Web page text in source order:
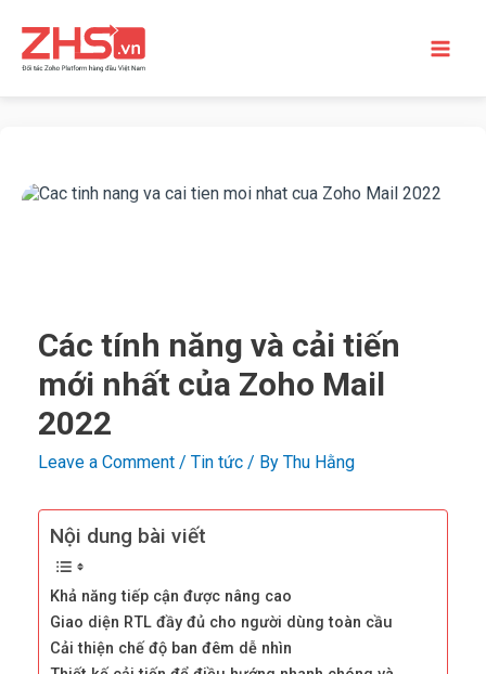
Các tính năng và cải tiến
mới nhất của Zoho Mail
2022
Leave a Comment / Tin tức / By Thu Hằng
Nội dung bài viết
Khả năng tiếp cận được nâng cao
Giao diện RTL đầy đủ cho người dùng toàn cầu
Cải thiện chế độ ban đêm dễ nhìn